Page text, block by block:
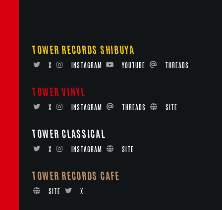
TOWER RECORDS SHIBUYA
X INSTAGRAM YOUTUBE THREADS
TOWER VINYL
X INSTAGRAM THREADS SITE
TOWER CLASSICAL
X INSTAGRAM SITE
TOWER RECORDS CAFE
SITE X